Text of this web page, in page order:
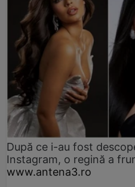
După ce i-au fost
Instagram, o regină a
www.antena3.ro